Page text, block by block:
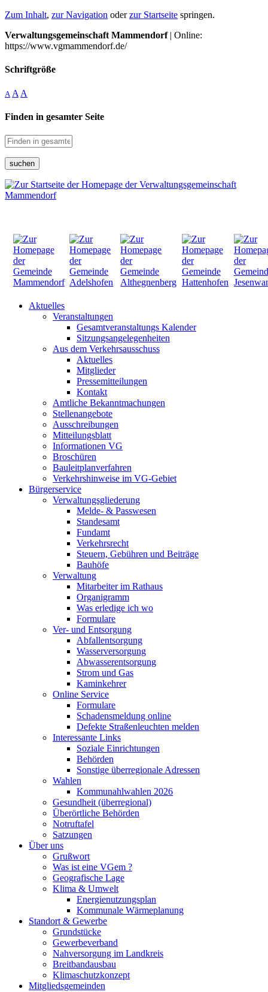
Zum Inhalt, zur Navigation oderzur Startseite springen.
Verwaltungsgemeinschaft Mammendorf| Online:
https://www.vgmammendorf.de/
Schriftgröße
A A A
Finden in gesamter Seite
suchen
Aktuelles
Veranstaltungen
Gesamtveranstaltungs Kalender
Sitzungsangelegenheiten
Aus dem Verkehrsausschuss
Aktuelles
Mitglieder
Pressemitteilungen
Kontakt
Amtliche Bekanntmachungen
Stellenangebote
Ausschreibungen
Mitteilungsblatt
Informationen VG
Broschüren
Bauleitplanverfahren
Verkehrshinweise im VG-Gebiet
Bürgerservice
Verwaltungsgliederung
Melde- & Passwesen
Standesamt
Fundamt
Verkehrsrecht
Steuern, Gebühren und Beiträge
Bauhöfe
Verwaltung
Mitarbeiter im Rathaus
Organigramm
Was erledige ich wo
Formulare
Ver- und Entsorgung
Abfallentsorgung
Wasserversorgung
Abwasserentsorgung
Strom und Gas
Kaminkehrer
Online Service
Formulare
Schadensmeldung online
Defekte Straßenleuchten melden
Interessante Links
Soziale Einrichtungen
Behörden
Sonstige überregionale Adressen
Wahlen
Kommunahlwahlen 2026
Gesundheit (überregional)
Überörtliche Behörden
Notruftafel
Satzungen
Über uns
Grußwort
Was ist eine VGem ?
Geografische Lage
Klima & Umwelt
Energienutzungsplan
Kommunale Wärmeplanung
Standort & Gewerbe
Grundstücke
Gewerbeverband
Nahversorgung im Landkreis
Breitbandausbau
Klimaschutzkonzept
Mitgliedsgemeinden